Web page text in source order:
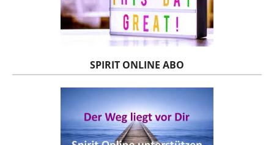
SPIRIT ONLINE ABO